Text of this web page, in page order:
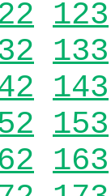
123
133
143
153
163